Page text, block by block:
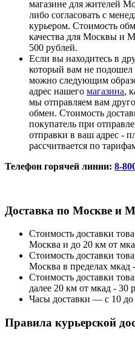
магазине для жителей
либо согласовать с
курьером. Стоимость
качества для Москвы и
500 рублей.
Если вы находитесь в
который вам не подошел
можно следующим
адрес нашего магазина,
мы отправляем вам
обмен. Стоимость
покупатель при
отправки в ваш адрес -
рассчитвается по
Телефон горячей линии: 8-
Доставка по Москве и
Стоимость доставки
Москва и до 20 км от
Стоимость доставки
Москва в пределах мкад
Стоимость доставки
далее 20 км от мкад - 30
Часы доставки — с 10 до
Правила курьерской